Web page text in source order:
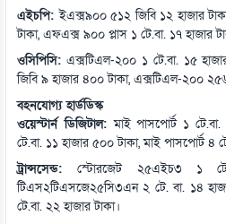
এইচপি:ইএক্স৯০০ ৫১২ জিবি ১২ হাজার
টাকা, এফএক্স ৯০০ প্লাস ১ টে.বা. ১৭ হাজার
ওসিপিসি: এক্সটিএল-২০০ ১ টে.বা. ১৫
জিবি ৯ হাজার ৪০০ টাকা, এক্সটিএল-২০০
বহনযোগ্য হার্ডডিস্ক
ওয়েস্টার্ন ডিজিটাল:মাই পাসপোর্ট ১
টে.বা. ১১ হাজার ৫০০ টাকা, মাই পাসপোর্ট ৪
ট্রান্সসেন্ড:স্টোরজেট ২৫এইচ৩ ১
টিএস২টিএসজে২৫সি৩এন ২ টে. বা. ১৪
টে.বা. ২২ হাজার টাকা।